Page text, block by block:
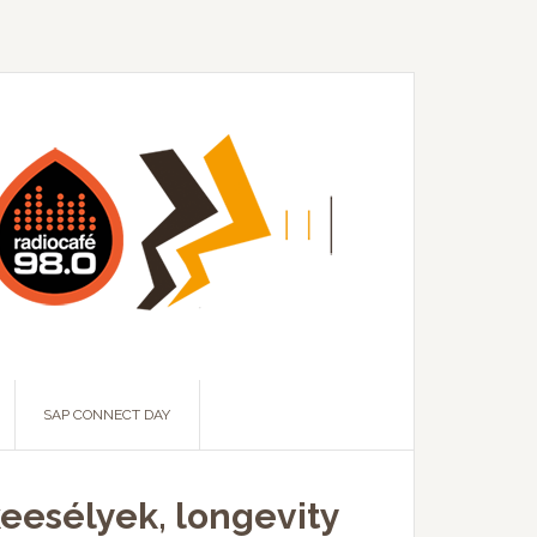
SAP CONNECT DAY
longevity